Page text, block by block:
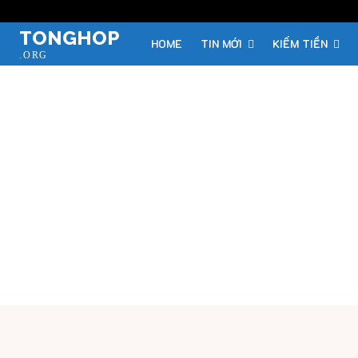
TONGHOP
.ORG
HOME TIN MỚI KIẾM TIỀN